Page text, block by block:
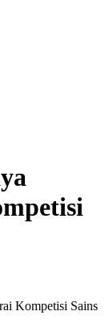
Kompetisi Sains